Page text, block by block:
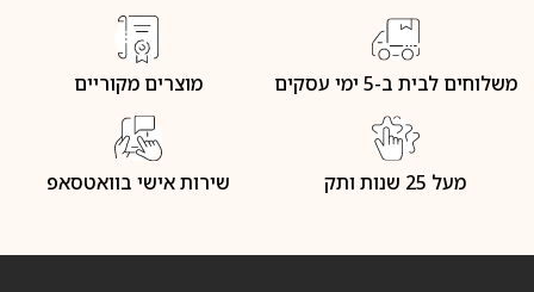
משלוחים לבית ב-5 ימי עסקים מוצרים מקוריים
מעל 25 שנות ותק שירות אישי בוואטסאפ